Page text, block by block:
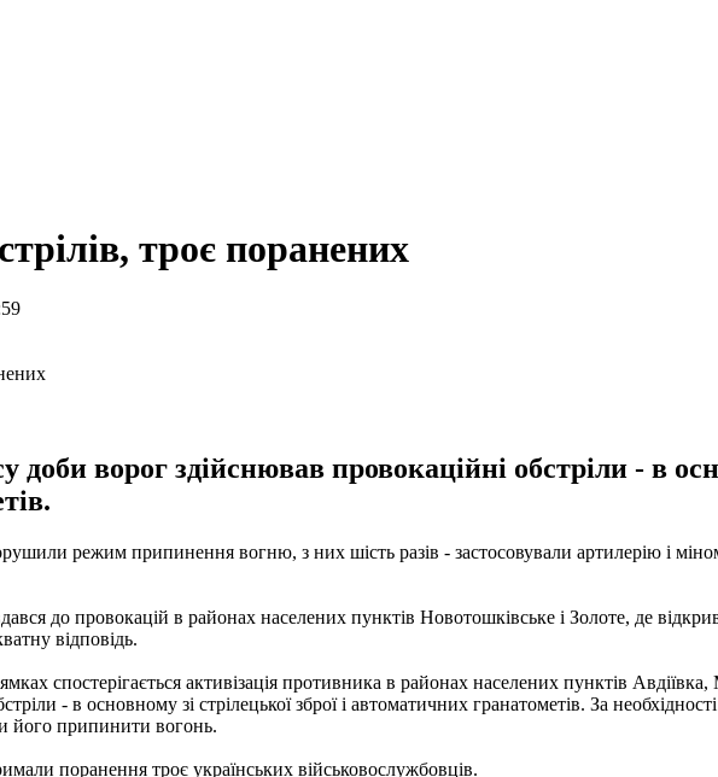
троє поранених
ворог здійснював провокаційні обстріли - в
режим припинення вогню, з них шість разів - застосовували артилерію і
до провокацій в районах населених пунктів Новотошківське і Золоте, де
відповідь.
спостерігається активізація противника в районах населених пунктів
- в основному зі стрілецької зброї і автоматичних гранатометів. За
його припинити вогонь.
поранення троє українських військовослужбовців.